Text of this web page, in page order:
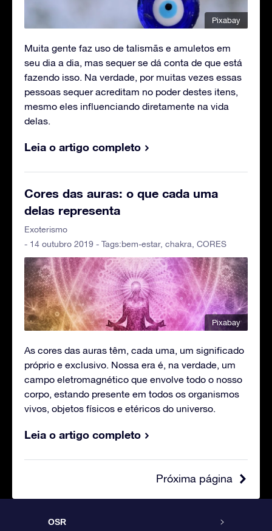
Pixabay
Muita gente faz uso de talismãs e amuletos em
seu dia a dia, mas sequer se dá conta de que está
fazendo isso. Na verdade, por muitas vezes essas
pessoas sequer acreditam no poder destes itens,
mesmo eles influenciando diretamente na vida
delas.
Leia o artigo completo
Cores das auras: o que cada uma
delas representa
Exoterismo
- 14 outubro 2019 - Tags:bem-estar, chakra CORES
Pixabay
As cores das auras têm, cada uma, um significado
próprio e exclusivo. Nossa era é, na verdade, um
campo eletromagnético que envolve todo o nosso
corpo, estando presente em todos os organismos
vivos, objetos físicos e etéricos do universo.
Leia o artigo completo
Próxima página
OSR